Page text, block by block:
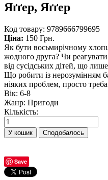
Яґґер, Яґґер
Код товару: 9789666799695
Ціна: 150 Грн.
Як бути восьмирічному
жодного друга? Чи
від сусідських дітей, що
Що робити із нерозумінням
ніяких проблем, просто
Вік: 6-8
Жанр: Пригоди
Кількість:
Сподобалось
Save